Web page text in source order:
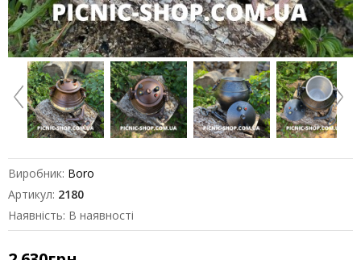
Виробник: Boro
Артикул: 2180
Наявність: В наявності